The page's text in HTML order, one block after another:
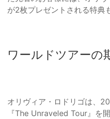
が2枚プレゼントされる特典
ワールドツアーの
オリヴィア・ロドリゴは、
『The Unraveled Tour』を